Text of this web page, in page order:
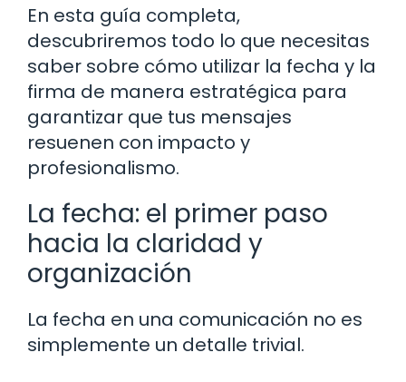
En esta guía completa,
descubriremos todo lo que necesitas
saber sobre cómo utilizar la fecha y la
firma de manera estratégica para
garantizar que tus mensajes
resuenen con impacto y
profesionalismo.
La fecha: el primer paso
hacia la claridad y
organización
La fecha en una comunicación no es
simplemente un detalle trivial.